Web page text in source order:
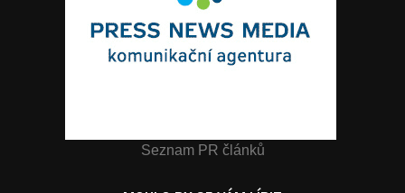
Seznam PR článků